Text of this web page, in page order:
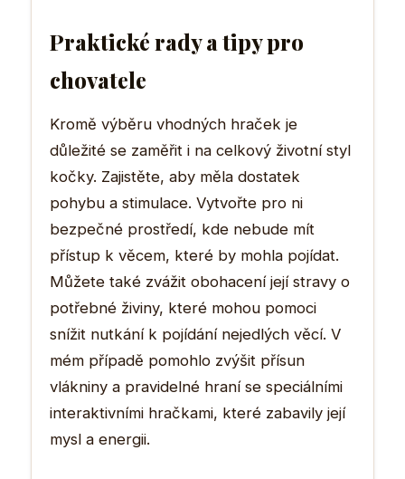
Praktické rady a tipy pro
chovatele
Kromě výběru vhodných hraček je
důležité se zaměřit i na celkový životní styl
kočky. Zajistěte, aby měla dostatek
pohybu a stimulace. Vytvořte pro ni
bezpečné prostředí, kde nebude mít
přístup k věcem, které by mohla pojídat.
Můžete také zvážit obohacení její stravy o
potřebné živiny, které mohou pomoci
snížit nutkání k pojídání nejedlých věcí. V
mém případě pomohlo zvýšit přísun
vlákniny a pravidelné hraní se speciálními
interaktivními hračkami, které zabavily její
mysl a energii.